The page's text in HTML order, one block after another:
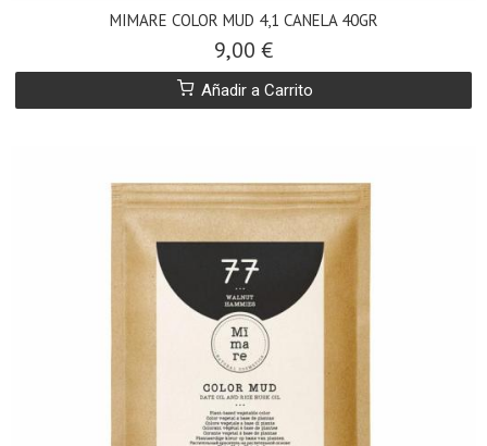
MIMARE COLOR MUD 4,1 CANELA 40GR
9,00 €
Añadir a Carrito